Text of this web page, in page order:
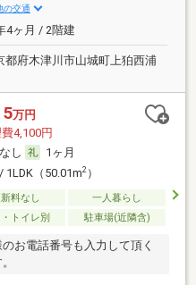
の交通
4ヶ月 / 2階建
都府木津川市山城町上狛西浦
万円
4,100円
なし
1ヶ月
1LDK（50.01m2）
料なし
一人暮らし
トイレ別 駐車場(近隣含)
お電話番号も入力して頂く